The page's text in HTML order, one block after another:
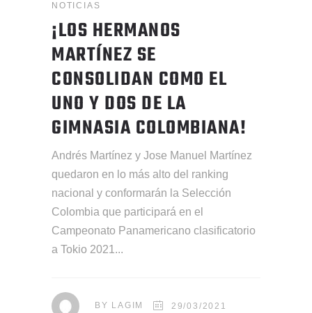
NOTICIAS
¡LOS HERMANOS
MARTÍNEZ SE
CONSOLIDAN COMO EL
UNO Y DOS DE LA
GIMNASIA COLOMBIANA!
Andrés Martínez y Jose Manuel Martínez
quedaron en lo más alto del ranking
nacional y conformarán la Selección
Colombia que participará en el
Campeonato Panamericano clasificatorio
a Tokio 2021
BY LAGIM 29/03/2021